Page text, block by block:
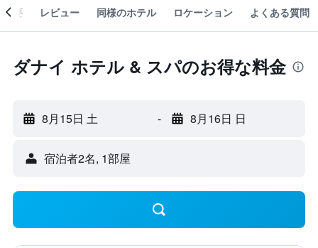
概要 レビュー 同様のホテル ロケーション よくある質問
ダナイ ホテル & スパのお得な料金
8月15日 土 - 8月16日 日
宿泊者2名, 1​部屋